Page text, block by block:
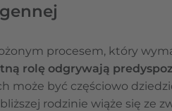
procesem, który
rolę odgrywają
może być częściowo
rodzinie wiąże się ze